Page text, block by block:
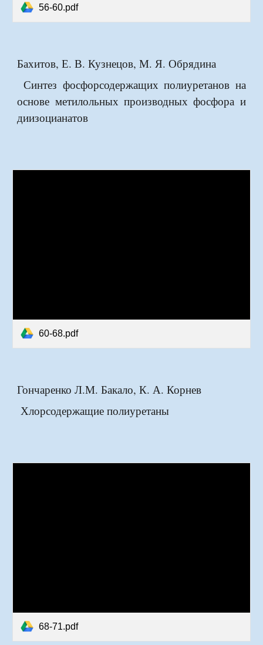
56-60.pdf
Бахитов, Е. В. Кузнецов, М. Я. Обрядина
Синтез фосфорсодержащихполиуретанов на
основе метилольных производных фосфора и
диизоцианатов
60-68.pdf
Гончаренко Л.М. Бакало, К. А. Корнев
Хлорсодержащие полиуретаны
68-71.pdf